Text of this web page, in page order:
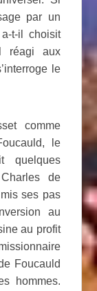
par un
t-il choisit
réagi aux
le
comme
le
quelques
de
ses pas
au
au profit
Foucauld
hommes.